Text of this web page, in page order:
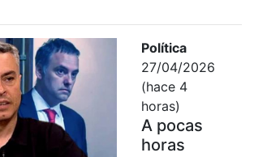
Política
27/04/2026
(hace 4
horas)
A pocas
horas